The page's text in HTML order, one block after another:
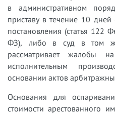
в административном
приставу в течение 10
постановления (статья 122
ФЗ), либо в суд в том
рассматривает жалобы
исполнительным
основании актов
Основания для
стоимости арестованного